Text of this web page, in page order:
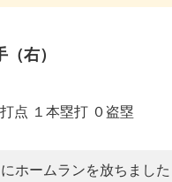
右）
点 １本塁打 ０盗塁
ホームランを放ちました